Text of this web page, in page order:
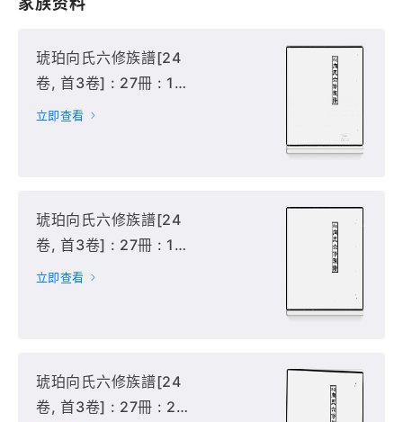
琥珀向氏六修族譜[24
卷, 首3卷] : 27冊 : 1-
12冊(首3卷, 卷1-9),
立即查看
琥珀向氏六修族譜[24
卷, 首3卷] : 27冊 : 13-
19冊(卷10-16),
立即查看
琥珀向氏六修族譜[24
卷, 首3卷] : 27冊 : 20-